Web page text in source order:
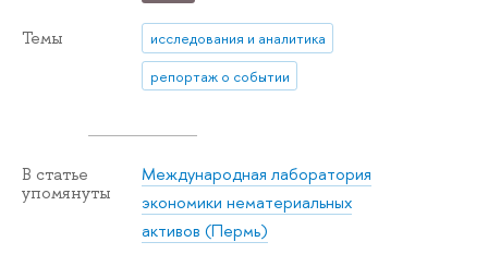
Темы
исследования и аналитика
репортаж о событии
В статье
упомянуты
Международная лаборатория
экономики нематериальных
активов (Пермь)